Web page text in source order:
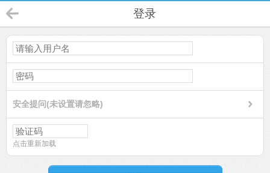
登录
安全提问(未设置请忽略)
点击重新加载